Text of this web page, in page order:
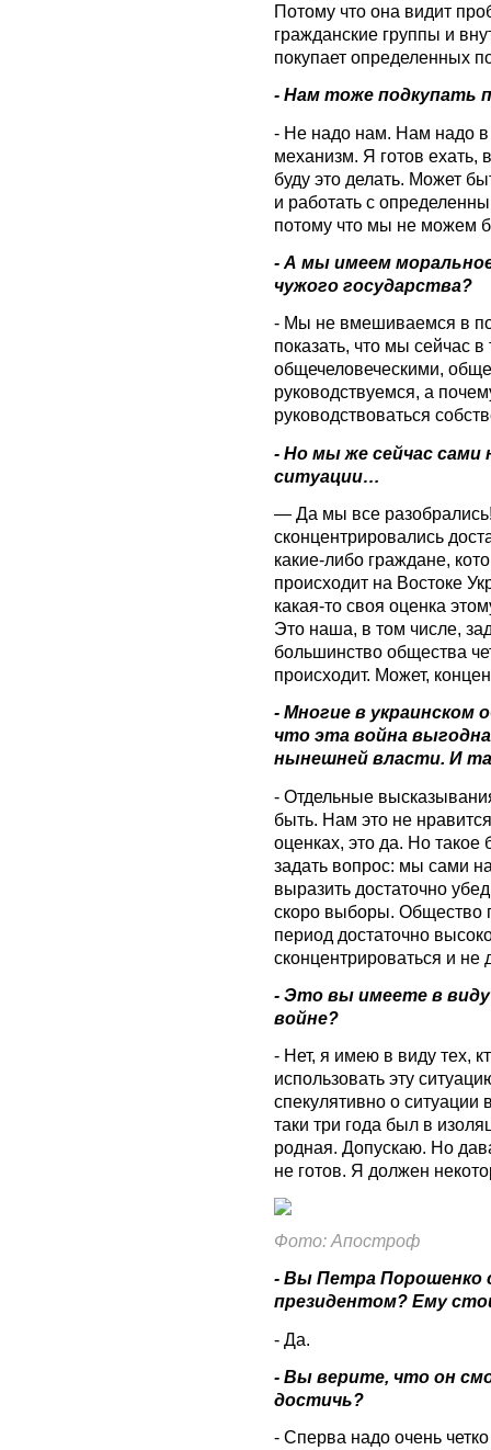
Потому что она видит
гражданские группы и
покупает определенных
- Нам тоже подкупать
- Не надо нам. Нам надо в
механизм. Я готов ехать,
буду это делать. Может
и работать с
потому что мы не можем
- А мы имеем
чужого государства?
- Мы не вмешиваемся в
показать, что мы сейчас
общечеловеческими,
руководствуемся, а
руководствоваться
- Но мы же сейчас сами
ситуации…
— Да мы все
сконцентрировались
какие-либо граждане,
происходит на Востоке
какая-то своя оценка
Это наша, в том числе,
большинство общества
происходит. Может,
- Многие в
что эта война
нынешней власти. И
- Отдельные
быть. Нам это не
оценках, это да. Но
задать вопрос: мы сами
выразить достаточно
скоро выборы. Общество
период достаточно
сконцентрироваться и не
- Это вы имеете в
войне?
- Нет, я имею в виду тех,
использовать эту
спекулятивно о
таки три года был в
родная. Допускаю. Но
не готов. Я должен
Фото: Апостроф
- Вы Петра Порошенко
президентом? Ему
- Да.
- Вы верите, что он
достичь?
- Сперва надо очень